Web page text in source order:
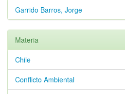
Garrido Barros, Jorge
Materia
Chile
Conflicto Ambiental